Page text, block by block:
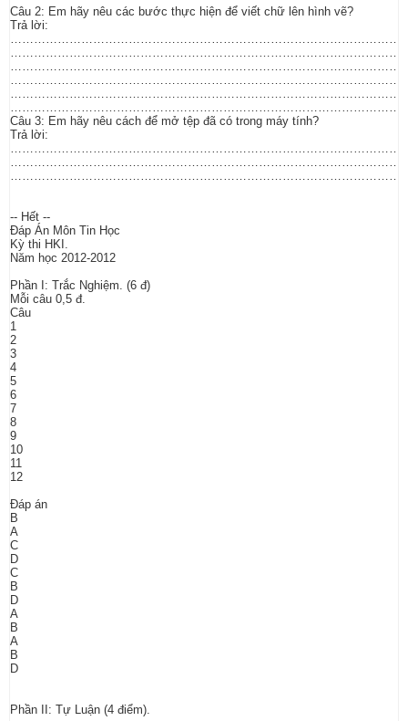
Câu 2: Em hãy nêu các bước thực hiện để viết chữ lên hình vẽ?
Trả lời:
Câu 3: Em hãy nêu cách để mở tệp đã có trong máy tính?
Trả lời:
-- Hết --
Đáp Án Môn Tin Học
Kỳ thi HKI.
Năm học 2012-2012
Phần I: Trắc Nghiệm. (6 đ)
Mỗi câu 0,5 đ.
Câu
1
2
3
4
5
6
7
8
9
10
11
12
Đáp án
B
A
C
D
C
B
D
A
B
A
B
D
Phần II: Tự Luận (4 điểm).